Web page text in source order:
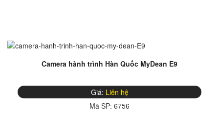
Camera hành trình Hàn Quốc MyDean E9
Giá: Liên hệ
Mã SP: 6756